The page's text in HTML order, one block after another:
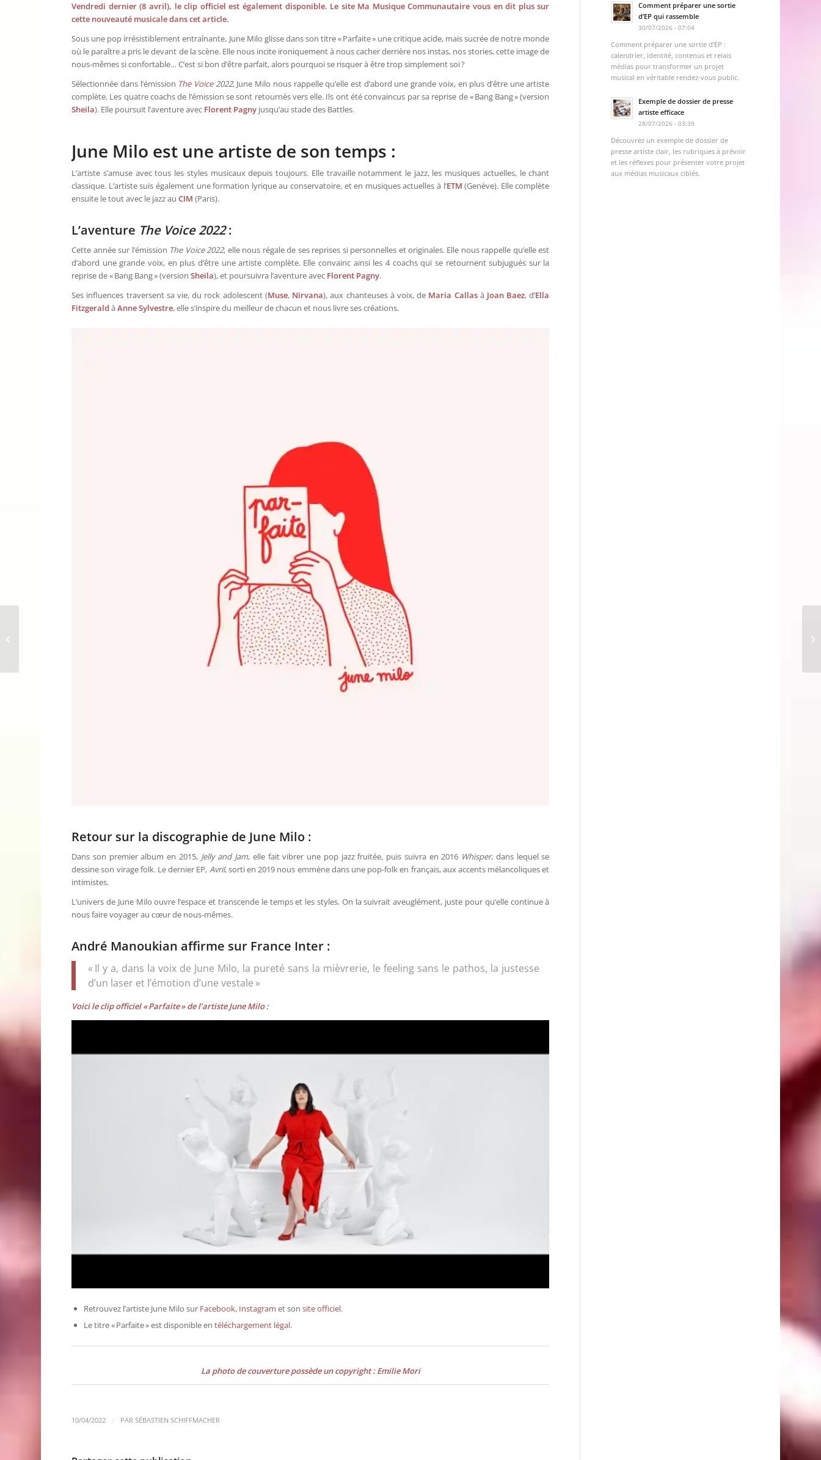
Vendredi dernier (8 avril), le clip officiel est également disponible. Le site Ma Musique Communautaire vous en dit plus sur
cette nouveauté musicale dans cet article.
Sous une pop irrésistiblement entraînante, June Milo glisse dans son titre « Parfaite » une critique acide, mais sucrée de notre monde
où le paraître a pris le devant de la scène. Elle nous incite ironiquement à nous cacher derrière nos instas, nos stories, cette image de
nous-mêmes si confortable… C’est si bon d’être parfait, alors pourquoi se risquer à être trop simplement soi ?
Sélectionnée dans l’émission The Voice2022, June Milo nous rappelle qu’elle est d’abord une grande voix, en plus d’être une artiste
complète. Les quatre coachs de l’émission se sont retournés vers elle. Ils ont été convaincus par sa reprise de « Bang Bang » (version
Sheila). Elle poursuit l’aventure avec Florent Pagny jusqu’au stade des Battles.
June Milo est une artiste de son temps :
L’artiste s’amuse avec tous les styles musicaux depuis toujours. Elle travaille notamment le jazz, les musiques actuelles, le chant
classique. L’artiste suis également une formation lyrique au conservatoire, et en musiques actuelles à l’ETM (Genève). Elle complète
ensuite le tout avec le jazz auCIM (Paris).
L’aventure The Voice 2022:
Cette année sur l’émission The Voice 2022, elle nous régale de ses reprises si personnelles et originales. Elle nous rappelle qu’elle est
d’abord une grande voix, en plus d’être une artiste complète. Elle convainc ainsi les 4 coachs qui se retournent subjugués sur la
reprise de « Bang Bang » (versionSheila), et poursuivra l’aventure avec Florent Pagny.
Ses influences traversent sa vie, du rock adolescent (Muse, Nirvana), aux chanteuses à voix, de Maria Callasà Joan Baez, d’Ella
Fitzgerald àAnne Sylvestre, elle s’inspire du meilleur de chacun et nous livre ses créations.
Retour sur la discographie de June Milo :
Dans son premier album en 2015, Jelly and Jam, elle fait vibrer une pop jazz fruitée, puis suivra en 2016 Whisper, dans lequel se
dessine son virage folk. Le dernier EP, Avril, sorti en 2019 nous emmène dans une pop-folk en français, aux accents mélancoliques et
intimistes.
L’univers de June Milo ouvre l’espace et transcende le temps et les styles. On la suivrait aveuglément, juste pour qu’elle continue à
nous faire voyager au cœur de nous-mêmes.
André Manoukian affirme sur France Inter :
« Il y a, dans la voix de June Milo, la pureté sans la mièvrerie, le feeling sans le pathos, la justesse
d’un laser et l’émotion d’une vestale »
Voici le clip officiel « Parfaite » de l’artiste June Milo :
Retrouvez l’artiste June Milo sur Facebook, Instagram et sonsite officiel.
Le titre « Parfaite » est disponible entéléchargement légal.
La photo de couverture possède un copyright : Emilie Mori
10/04/2022 / PARSÉBASTIEN SCHIFFMACHER
Comment préparer une sortie
d’EP qui rassemble
30/07/2026 - 07:04
Comment préparer une sortie d’EP :
calendrier, identité, contenus et relais
médias pour transformer un projet
musical en véritable rendez-vous public.
Exemple de dossier de presse
artiste efficace
28/07/2026 - 03:39
Découvrez un exemple de dossier de
presse artiste clair, les rubriques à prévoir
et les réflexes pour présenter votre projet
aux médias musicaux ciblés.